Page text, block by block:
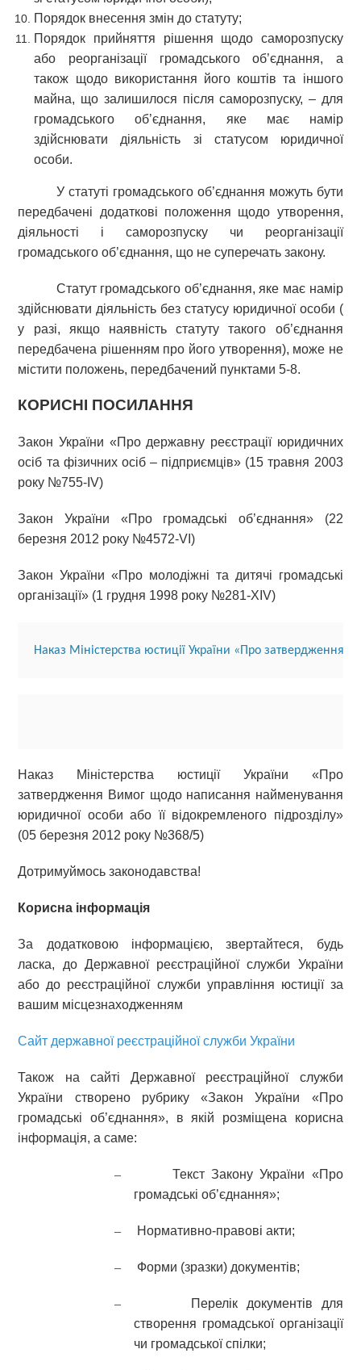
Порядок внесення змін до статуту;
Порядок прийняття рішення щодо саморозпуску
або реорганізації громадського об’єднання, а
також щодо використання його коштів та іншого
майна, що залишилося після саморозпуску, – для
громадського об’єднання, яке має намір
здійснювати діяльність зі статусом юридичної
особи.
У статуті громадського об’єднання можуть бути
передбачені додаткові положення щодо утворення,
діяльності і саморозпуску чи реорганізації
громадського об’єднання, що не суперечать закону.
Статут громадського об’єднання, яке має намір
здійснювати діяльність без статусу юридичної особи (
у разі, якщо наявність статуту такого об’єднання
передбачена рішенням про його утворення), може не
містити положень, передбачений пунктами 5-8.
КОРИСНІ ПОСИЛАННЯ
Закон України «Про державну реєстрації юридичних
осіб та фізичних осіб – підприємців» (15 травня 2003
року №755-IV)
Закон України «Про громадські об’єднання» (22
березня 2012 року №4572-VI)
Закон України «Про молодіжні та дитячі громадські
організації» (1 грудня 1998 року №281-XIV)
Наказ Міністерства юстиції України «Про затвердження
Наказ
Міністерства юстиції України «Про
затвердження Вимог щодо написання найменування
юридичної особи або її відокремленого підрозділу»
(05 березня 2012 року №368/5)
Дотримуймось законодавства!
Корисна інформація
За додатковою інформацією, звертайтеся, будь
ласка, до Державної реєстраційної служби України
або до реєстраційної служби управління юстиції за
вашим місцезнаходженням
Сайт державної реєстраційної служби України
Також на сайті Державної реєстраційної служби
України створено рубрику «Закон України «Про
громадські об’єднання», в якій розміщена корисна
інформація, а саме:
–
Текст Закону України «Про
громадські об’єднання»;
– Нормативно-правові акти;
– Форми (зразки) документів;
–
Перелік документів для
створення громадської організації
чи громадської спілки;